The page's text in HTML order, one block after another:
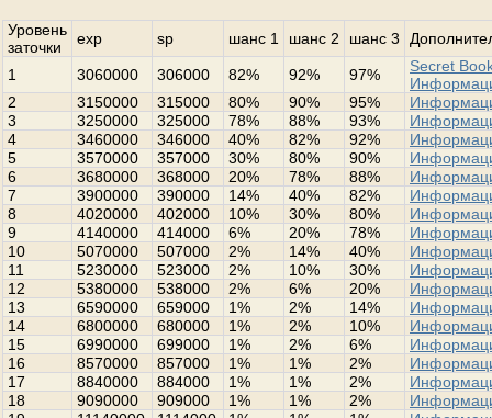
Уровень
заточки
exp sp шанс 1 шанс 2 шанс 3
1 3060000 306000 82% 92% 97%
Secret
2
3150000 315000 80% 90% 95%
3
3250000 325000 78% 88% 93%
4
3460000 346000 40% 82% 92%
5
3570000 357000 30% 80% 90%
6
3680000 368000 20% 78% 88%
7
3900000 390000 14% 40% 82%
8
4020000 402000 10% 30% 80%
9
4140000 414000 6% 20% 78%
10
5070000 507000 2% 14% 40%
11
5230000 523000 2% 10% 30%
12
5380000 538000 2% 6% 20%
13
6590000 659000 1% 2% 14%
14
6800000 680000 1% 2% 10%
15
6990000 699000 1% 2% 6%
16
8570000 857000 1% 1% 2%
17
8840000 884000 1% 1% 2%
18
9090000 909000 1% 1% 2%